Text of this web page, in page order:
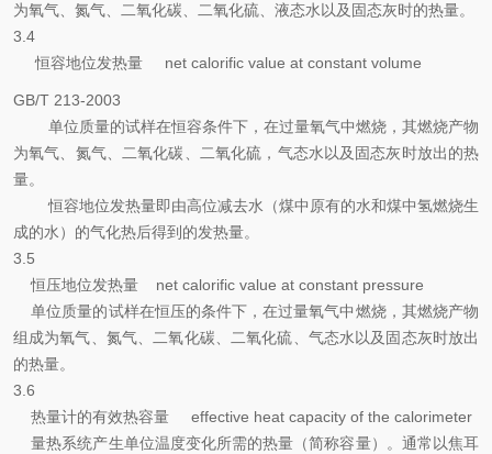
为氧气、氮气、二氧化碳、二氧化硫、液态水以及固态灰时的热量。
3.4
恒容地位发热量 net calorific value at constant volume
GB/T 213-2003
单位质量的试样在恒容条件下，在过量氧气中燃烧，其燃烧产物
为氧气、氮气、二氧化碳、二氧化硫，气态水以及固态灰时放出的热
量。
恒容地位发热量即由高位减去水（煤中原有的水和煤中氢燃烧生
成的水）的气化热后得到的发热量。
3.5
恒压地位发热量 net calorific value at constant pressure
单位质量的试样在恒压的条件下，在过量氧气中燃烧，其燃烧产物
组成为氧气、氮气、二氧化碳、二氧化硫、气态水以及固态灰时放出
的热量。
3.6
热量计的有效热容量 effective heat capacity of the calorimeter
量热系统产生单位温度变化所需的热量（简称容量）。通常以焦耳